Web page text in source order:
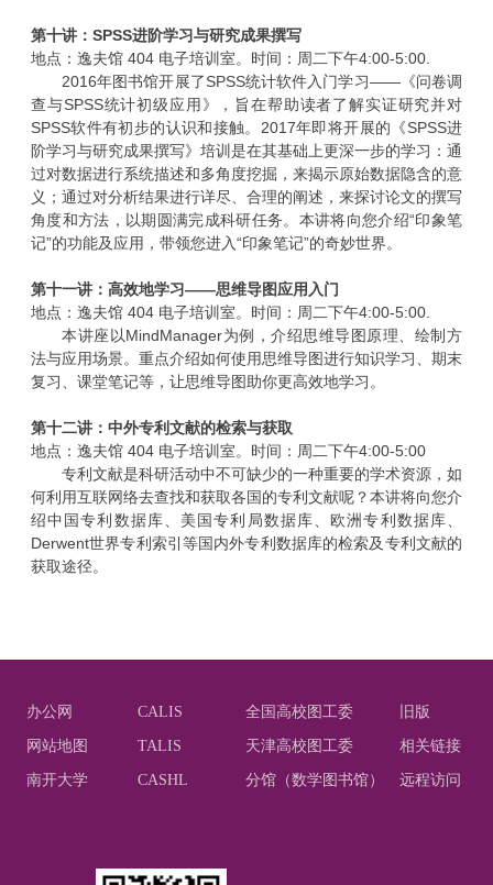
第十讲： SPSS进阶学习与研究成果撰写
地点：逸夫馆 404 电子培训室。时间：周二下午4:00-5:00.
2016年图书馆开展了SPSS统计软件入门学习——《问卷调
查与SPSS统计初级应用》，旨在帮助读者了解实证研究并对
SPSS软件有初步的认识和接触。 2017年即将开展的《SPSS进
阶学习与研究成果撰写》培训是在其基础上更深一步的学习：通
过对数据进行系统描述和多角度挖掘，来揭示原始数据隐含的意
义；通过对分析结果进行详尽、合理的阐述，来探讨论文的撰写
角度和方法，以期圆满完成科研任务。本讲将向您介绍“印象笔
记”的功能及应用，带领您进入“印象笔记”的奇妙世界。
第十一讲：高效地学习——思维导图应用入门
地点：逸夫馆 404 电子培训室。时间：周二下午4:00-5:00.
本讲座以MindManager为例，介绍思维导图原理、绘制方
法与应用场景。重点介绍如何使用思维导图进行知识学习、期末
复习、课堂笔记等，让思维导图助你更高效地学习。
第十二讲：中外专利文献的检索与获取
地点：逸夫馆 404 电子培训室。时间：周二下午4:00-5:00
专利文献是科研活动中不可缺少的一种重要的学术资源，如
何利用互联网络去查找和获取各国的专利文献呢？本讲将向您介
绍中国专利数据库、美国专利局数据库、欧洲专利数据库、
Derwent世界专利索引等国内外专利数据库的检索及专利文献的
获取途径。
办公网 CALIS 全国高校图工委 旧版
网站地图 TALIS 天津高校图工委 相关链接
南开大学 CASHL 分馆（数学图书馆） 远程访问